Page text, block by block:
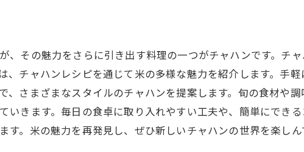
、その魅力をさらに引き出す料理の一つがチャハンです。チ
、チャハンレシピを通じて米の多様な魅力を紹介します。手
、さまざまなスタイルのチャハンを提案します。旬の食材や
いきます。毎日の食卓に取り入れやすい工夫や、簡単にでき
す。米の魅力を再発見し、ぜひ新しいチャハンの世界を楽しん